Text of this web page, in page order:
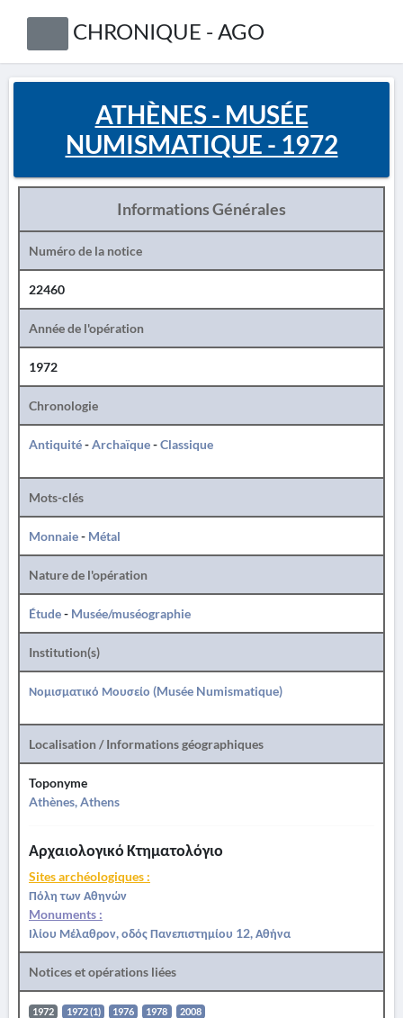
CHRONIQUE - AGO
ATHÈNES - MUSÉE
NUMISMATIQUE - 1972
Informations Générales
Numéro de la notice
22460
Année de l'opération
1972
Chronologie
Antiquité-Archaïque-Classique
Mots-clés
Monnaie- Métal
Nature de l'opération
Étude- Musée/muséographie
Institution(s)
Νομισματικό Μουσείο (Musée Numismatique)
Localisation / Informations géographiques
Toponyme
Athènes, Athens
Αρχαιολογικό Κτηματολόγιο
Sites archéologiques :
Πόλη των Αθηνών
Monuments :
Ιλίου Μέλαθρον, οδός Πανεπιστημίου 12, Αθήνα
Notices et opérations liées
1972 1972 (1) 1976 1978 2008